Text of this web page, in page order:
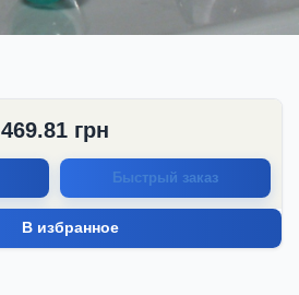
469.81грн
Быстрый заказ
В избранное